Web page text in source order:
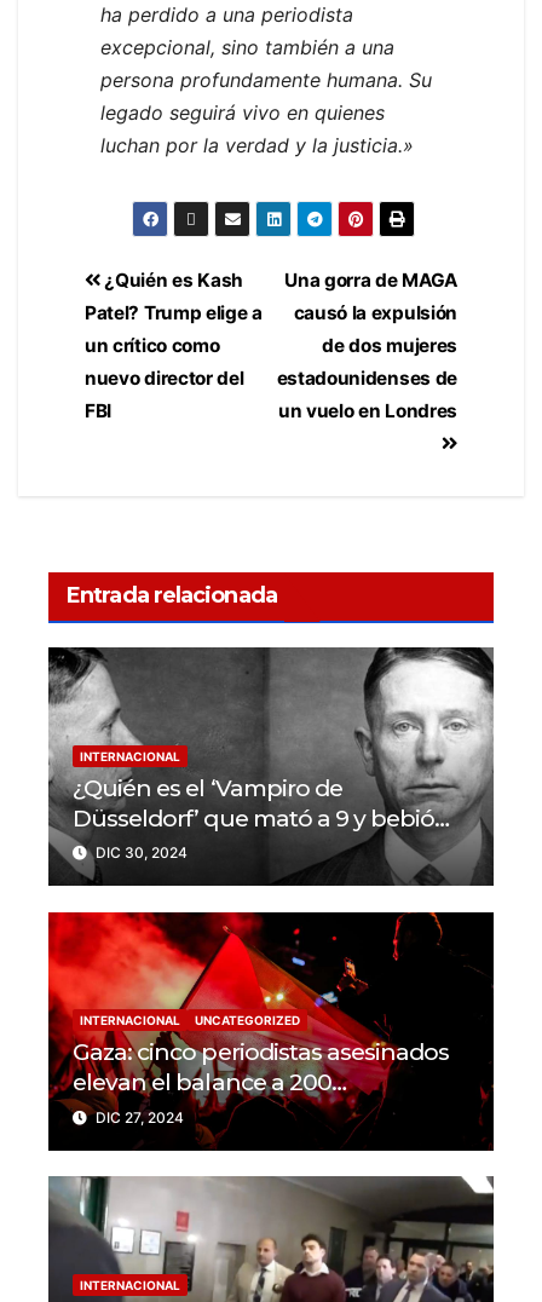
ha perdido a una periodista
excepcional, sino también a una
persona profundamente humana. Su
legado seguirá vivo en quienes
luchan por la verdad y la justicia.»
Una gorra de MAGA
causó la expulsión
de dos mujeres
estadounidenses de
un vuelo en Londres
¿Quién es Kash
Patel? Trump elige a
un crítico como
nuevo director del
FBI
Entrada relacionada
INTERNACIONAL
¿Quién es el ‘Vampiro de
Düsseldorf’ que mató a 9 y bebió
sangre de sus víctimas?
DIC 30, 2024
INTERNACIONAL UNCATEGORIZED
Gaza: cinco periodistas asesinados
elevan el balance a 200
trabajadores de la prensa muertos
en 2024
DIC 27, 2024
INTERNACIONAL